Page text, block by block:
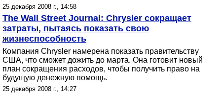
25 декабря 2008 г., 14:58
The Wall Street Journal: Chrysler сокращает
затраты, пытаясь показать свою
жизнеспособность
Компания Chrysler намерена показать правительству
США, что сможет дожить до марта. Она готовит новый
план сокращения расходов, чтобы получить право на
будущую денежную помощь.
25 декабря 2008 г., 14:27